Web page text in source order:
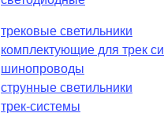
трековые светильники
комплектующие для трек
шинопроводы
струнные светильники
трек-системы